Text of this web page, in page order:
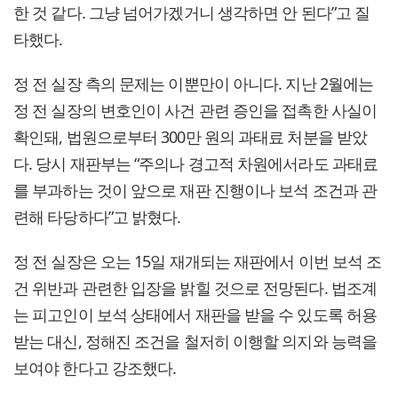
한 것 같다. 그냥 넘어가겠거니 생각하면 안 된다”고 질
타했다.
정 전 실장 측의 문제는 이뿐만이 아니다. 지난 2월에는
정 전 실장의 변호인이 사건 관련 증인을 접촉한 사실이
확인돼, 법원으로부터 300만 원의 과태료 처분을 받았
다. 당시 재판부는 “주의나 경고적 차원에서라도 과태료
를 부과하는 것이 앞으로 재판 진행이나 보석 조건과 관
련해 타당하다”고 밝혔다.
정 전 실장은 오는 15일 재개되는 재판에서 이번 보석 조
건 위반과 관련한 입장을 밝힐 것으로 전망된다. 법조계
는 피고인이 보석 상태에서 재판을 받을 수 있도록 허용
받는 대신, 정해진 조건을 철저히 이행할 의지와 능력을
보여야 한다고 강조했다.